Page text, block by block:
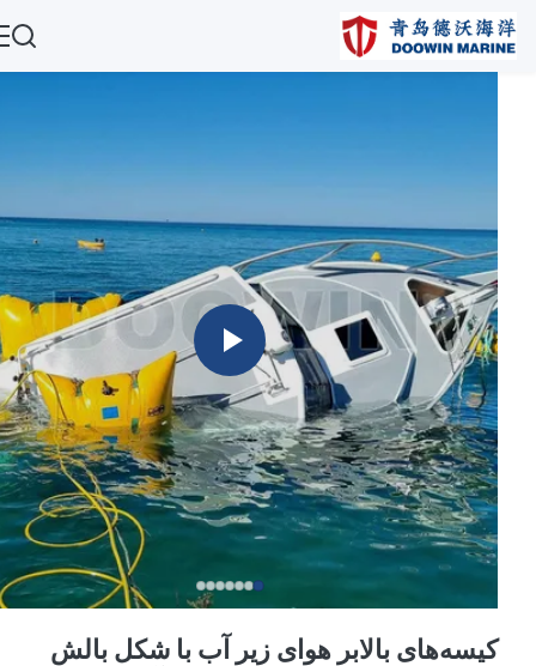
کیسه‌های بالابر هوای زیر آب با شکل بالش